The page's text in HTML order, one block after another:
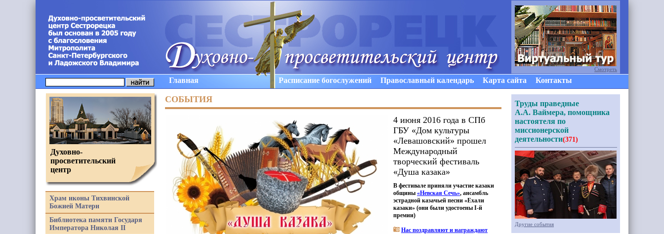
Главная Расписание богослужений Православный календарь Карта сайта Контакты
СОБЫТИЯ
4 июня 2016 года в СПб
ГБУ «Дом культуры
«Левашовский» прошел
Международный
творческий фестиваль
«Душа казака»
В фестивале приняли участие казаки
общины «Невская Сечь», ансамбль
эстрадной казачьей песни «Ехали
казаки» (они были удостоены I-й
премии)
Нас поздравляют и награждают
Духовно-
просветительский
центр
Храм иконы Тихвинской
Божией Матери
Библиотека памяти Государя
Императора Николая II
Смотреть
Труды праведные
А.А. Ваймера, помощника
настоятеля по
миссионерской
деятельности(371)
Другие события